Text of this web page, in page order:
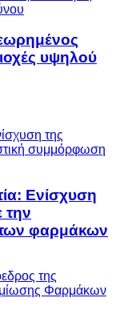
υψηλού
Ενίσχυση
την
φαρμάκων